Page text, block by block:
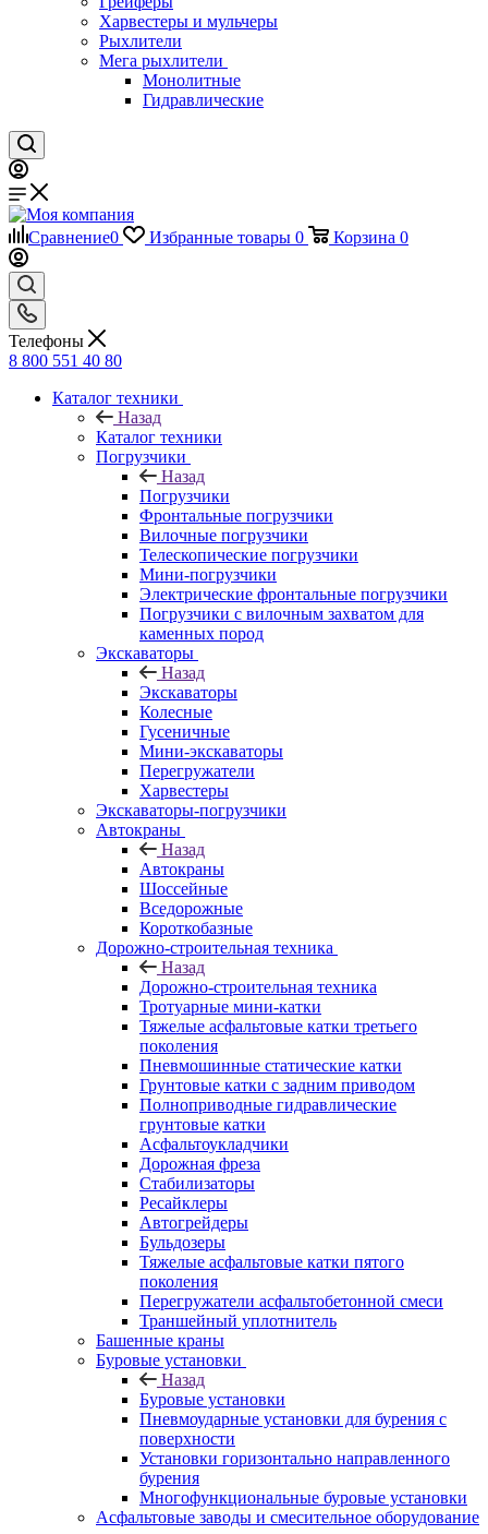
Харвестеры и мульчеры
Рыхлители
Мега рыхлители
Монолитные
Гидравлические
Сравнение0 Избранные товары 0 Корзина 0
Телефоны
8 800 551 40 80
Каталог техники
Назад
Каталог техники
Погрузчики
Назад
Погрузчики
Фронтальные погрузчики
Вилочные погрузчики
Телескопические погрузчики
Мини-погрузчики
Электрические фронтальные погрузчики
Погрузчики с вилочным захватом для
каменных пород
Экскаваторы
Назад
Экскаваторы
Колесные
Гусеничные
Мини-экскаваторы
Перегружатели
Харвестеры
Экскаваторы-погрузчики
Автокраны
Назад
Автокраны
Шоссейные
Вседорожные
Короткобазные
Дорожно-строительная техника
Назад
Дорожно-строительная техника
Тротуарные мини-катки
Тяжелые асфальтовые катки третьего
поколения
Пневмошинные статические катки
Грунтовые катки с задним приводом
Полноприводные гидравлические
грунтовые катки
Асфальтоукладчики
Дорожная фреза
Стабилизаторы
Ресайклеры
Автогрейдеры
Бульдозеры
Тяжелые асфальтовые катки пятого
поколения
Перегружатели асфальтобетонной смеси
Траншейный уплотнитель
Башенные краны
Буровые установки
Назад
Буровые установки
Пневмоударные установки для бурения с
поверхности
Установки горизонтально направленного
бурения
Многофункциональные буровые установки
Асфальтовые заводы и смесительное оборудование